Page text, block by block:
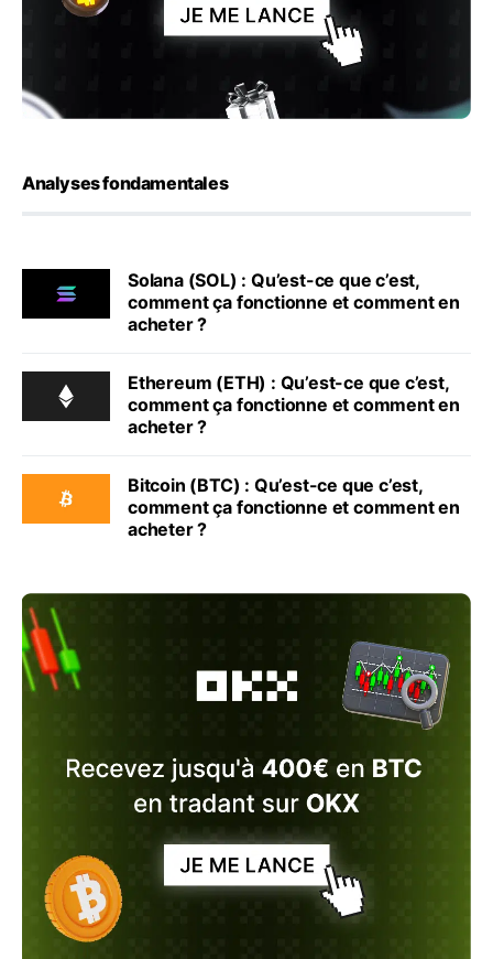
Analyses fondamentales
Solana (SOL) : Qu’est-ce que c’est,
comment ça fonctionne et comment en
acheter ?
Ethereum (ETH) : Qu’est-ce que c’est,
comment ça fonctionne et comment en
acheter ?
Bitcoin (BTC) : Qu’est-ce que c’est,
comment ça fonctionne et comment en
acheter ?